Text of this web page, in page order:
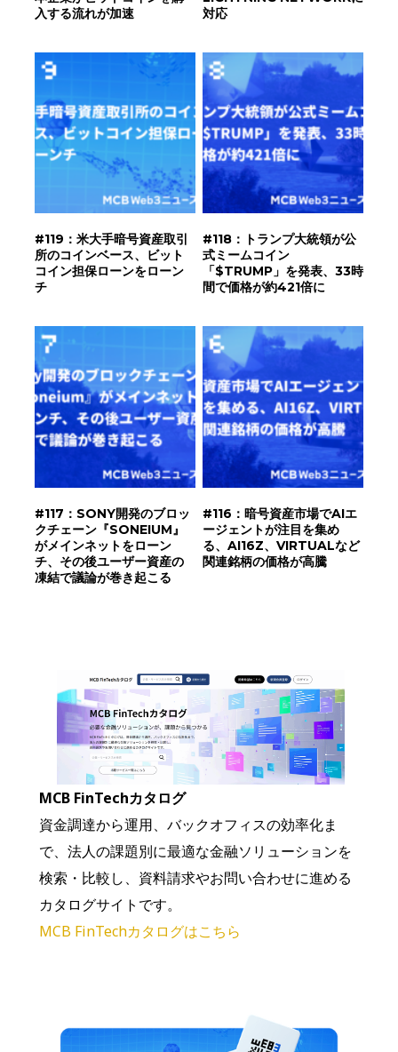
入する流れが加速
対応
#119：米大手暗号資産取引
所のコインベース、ビット
コイン担保ローンをローン
チ
#118：トランプ大統領が公
式ミームコイン
「$TRUMP」を発表、33時
間で価格が約421倍に
#117：SONY開発のブロッ
クチェーン『SONEIUM』
がメインネットをローン
チ、その後ユーザー資産の
凍結で議論が巻き起こる
#116：暗号資産市場でAIエ
ージェントが注目を集め
る、AI16Z、VIRTUALなど
関連銘柄の価格が高騰
MCB FinTechカタログ
資金調達から運用、バックオフィスの効率化ま
で、法人の課題別に最適な金融ソリューションを
検索・比較し、資料請求やお問い合わせに進める
カタログサイトです。
MCB FinTechカタログはこちら